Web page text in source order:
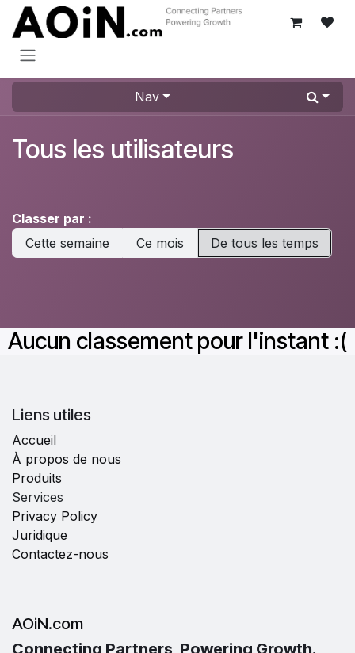
Se rendre au contenu
Nav
Tous les utilisateurs
Classer par :
Cette semaine
Ce mois De tous les temps
Aucun classement pour l'instant :(
Liens utiles
Accueil
À propos de nous
Produits
Services
Privacy Policy
Juridique
Contactez-nous
AOiN.com
Connecting Partners, Powering Growth.